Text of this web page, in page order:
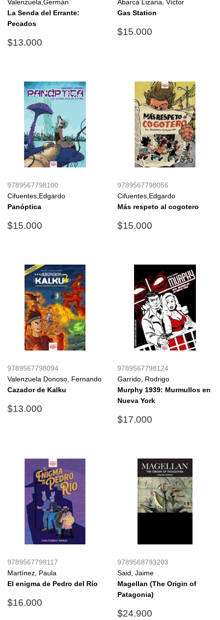
Valenzuela,Germán
La Senda del Errante:
Pecados
Precio
$13.000
Abarca Lizana, Víctor
Gas Station
Precio
$15.000
9789567798100
Cifuentes,Edgardo
Panóptica
Precio
$15.000
9789567798056
Cifuentes,Edgardo
Más respeto al cogotero
Precio
$15.000
9789567798094
Valenzuela Donoso, Fernando
Cazador de Kalku
Precio
$13.000
9789567798124
Garrido, Rodrigo
Murphy 1939: Murmullos en
Nueva York
Precio
$17.000
9789567798117
Martínez, Paula
El enigma de Pedro del Río
Precio
$16.000
9789568793203
Said, Jaime
Magellan (The Origin of
Patagonia)
Precio
$24.900